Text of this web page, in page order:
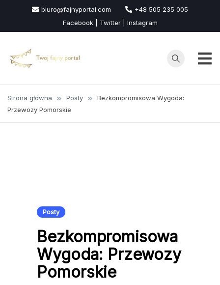
treści
biuro@fajnyportal.com
+48 505 235 005
Facebook | Twitter | Instagram
Strona główna Posty
Bezkompromisowa Wygoda:
Przewozy Pomorskie
Posty
Bezkompromisowa
Wygoda: Przewozy
Pomorskie